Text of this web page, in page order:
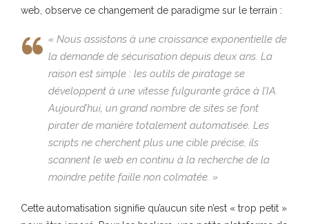
web, observe ce changement de paradigme sur le terrain :
« Nous assistons à une croissance exponentielle de
la demande de sécurisation depuis deux ans. La
raison est simple : les outils de piratage se
développent à une vitesse fulgurante grâce à l’IA.
Aujourd’hui, un grand nombre de sites se font
pirater de manière totalement automatisée. Les
scripts ne cherchent plus une cible précise, ils
scannent le web en continu à la recherche de la
moindre petite faille non colmatée. »
Cette automatisation signifie qu’aucun site n’est « trop petit »